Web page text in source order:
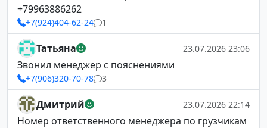
+79963886262
+7(924)404-62-24 1
Татьяна 23.07.2026 23:06
Звонил менеджер с пояснениями
+7(906)320-70-78 3
Дмитрий 23.07.2026 22:14
Номер ответственного менеджера по грузчикам